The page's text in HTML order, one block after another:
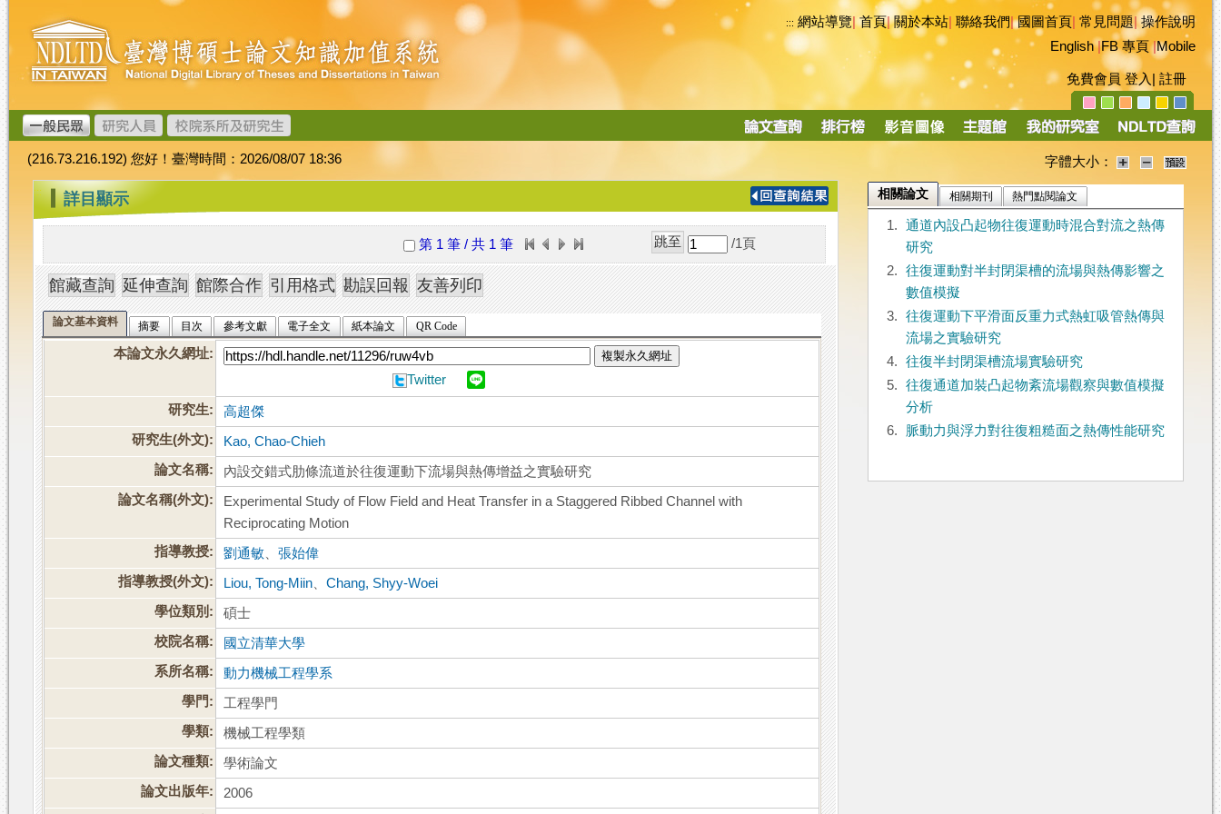
跳
到
主
要
內
容
臺
灣
博
碩
士
論
文
加
值
系
統
::: 網站導覽|首頁|關於本站 聯絡我們|國圖首頁 常見問題|操作說明
English|FB 專頁|Mobile
免費會員 登入 註冊
導
(216.73.216.192) 您好！臺灣時間：2026/08/07 18:36 字體大小：
::: 詳目顯示
第 1 筆 / 共 1 筆 /1 頁
論文基本資料 摘要 目次 參考文獻 電子全文 紙本論文 QR Code
本論文永久網址: 複製永久網址
Twitter
研究生:
高超傑
研究生(外文):
Kao, Chao-Chieh
論文名稱:
內設交錯式肋條流道於往復運動下流場與熱傳增益之實驗研究
論文名稱(外文):
Experimental Study of Flow Field and Heat Transfer in a Staggered Ribbed Channel with
Reciprocating Motion
指導教授:
劉通敏 、張始偉
指導教授(外文):
Liou, Tong-Miin 、Chang, Shyy-Woei
學位類別:
碩士
校院名稱:
國立清華大學
系所名稱:
動力機械工程學系
學門:
工程學門
學類:
機械工程學類
論文種類:
學術論文
論文出版年:
2006
相關論文 相關期刊 熱門點閱論文
1.
通道內設凸起物往復運動時混合對流之熱傳
研究
2.
往復運動對半封閉渠槽的流場與熱傳影響之
數值模擬
3.
往復運動下平滑面反重力式熱虹吸管熱傳與
流場之實驗研究
4.
往復半封閉渠槽流場實驗研究
5.
往復通道加裝凸起物紊流場觀察與數值模擬
分析
6.
脈動力與浮力對往復粗糙面之熱傳性能研究